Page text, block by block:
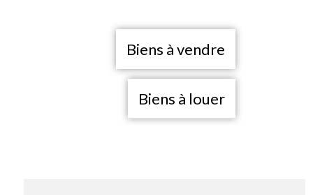
Biens à vendre
Biens à louer